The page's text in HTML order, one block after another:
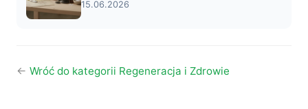
15.06.2026
← Wróć do kategorii Regeneracja i Zdrowie